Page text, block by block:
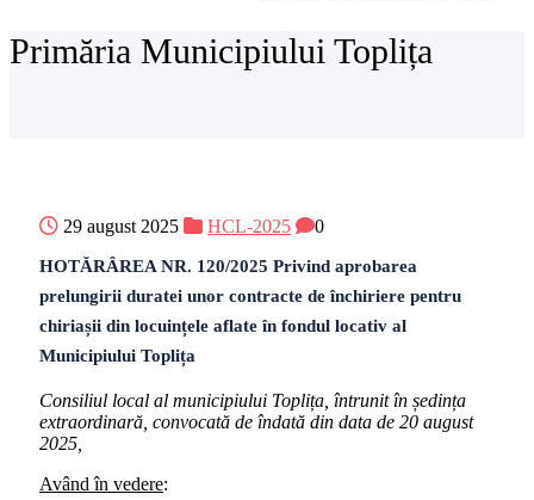
Primăria Municipiului Toplița
29 august 2025 HCL-2025 0
HOTĂRÂREA NR. 120/2025 Privind aprobarea
prelungirii duratei unor contracte de închiriere pentru
chiriașii din locuințele aflate în fondul locativ al
Municipiului Toplița
Consiliul local al municipiului Toplița, întrunit în ședința
extraordinară, convocată de îndată din data de 20 august
2025,
Având în vedere: